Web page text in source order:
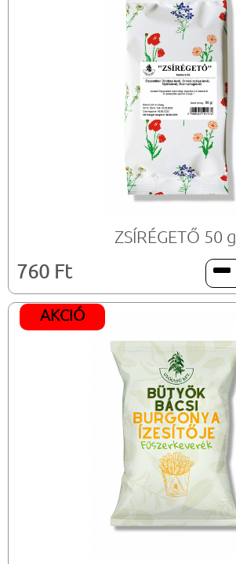
ZSÍRÉGETŐ 50 g
760 Ft 
AKCIÓ